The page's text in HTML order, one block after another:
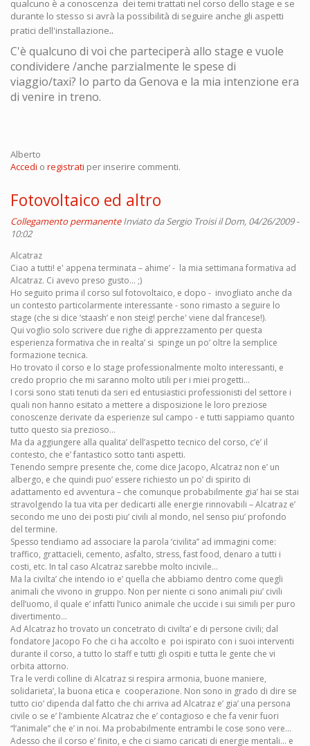
qualcuno è a conoscenza dei temi trattati nel corso dello stage e se
durante lo stesso si avrà la possibilità di seguire anche gli aspetti
pratici dell'installazione..
C'è qualcuno di voi che parteciperà allo stage e vuole
condividere /anche parzialmente le spese di
viaggio/taxi? Io parto da Genova e la mia intenzione era
di venire in treno.
Alberto
Accedi o registrati per inserire commenti.
Fotovoltaico ed altro
Collegamento permanente Inviato daSergio Troisiil Dom, 04/26/2009 -
10:02
Alcatraz
Ciao a tutti! e' appena terminata – ahime’ - la mia settimana formativa ad
Alcatraz. Ci avevo preso gusto... ;)
Ho seguito prima il corso sul fotovoltaico, e dopo - invogliato anche da
un contesto particolarmente interessante - sono rimasto a seguire lo
stage (che si dice ‘staash’ e non steig! perche' viene dal francese!).
Qui voglio solo scrivere due righe di apprezzamento per questa
esperienza formativa che in realta’ si spinge un po’ oltre la semplice
formazione tecnica.
Ho trovato il corso e lo stage professionalmente molto interessanti, e
credo proprio che mi saranno molto utili per i miei progetti...
I corsi sono stati tenuti da seri ed entusiastici professionisti del settore i
quali non hanno esitato a mettere a disposizione le loro preziose
conoscenze derivate da esperienze sul campo - e tutti sappiamo quanto
tutto questo sia prezioso...
Ma da aggiungere alla qualita’ dell’aspetto tecnico del corso, c’e’ il
contesto, che e’ fantastico sotto tanti aspetti.
Tenendo sempre presente che, come dice Jacopo, Alcatraz non e’ un
albergo, e che quindi puo’ essere richiesto un po’ di spirito di
adattamento ed avventura – che comunque probabilmente gia’ hai se stai
stravolgendo la tua vita per dedicarti alle energie rinnovabili – Alcatraz e’
secondo me uno dei posti piu’ civili al mondo, nel senso piu’ profondo
del termine.
Spesso tendiamo ad associare la parola ‘civilita’’ ad immagini come:
traffico, grattacieli, cemento, asfalto, stress, fast food, denaro a tutti i
costi, etc. In tal caso Alcatraz sarebbe molto incivile...
Ma la civilta’ che intendo io e’ quella che abbiamo dentro come quegli
animali che vivono in gruppo. Non per niente ci sono animali piu’ civili
dell’uomo, il quale e’ infatti l’unico animale che uccide i sui simili per puro
divertimento...
Ad Alcatraz ho trovato un concetrato di civilta’ e di persone civili; dal
fondatore Jacopo Fo che ci ha accolto e poi ispirato con i suoi interventi
durante il corso, a tutto lo staff e tutti gli ospiti e tutta le gente che vi
orbita attorno.
Tra le verdi colline di Alcatraz si respira armonia, buone maniere,
solidarieta’, la buona etica e cooperazione. Non sono in grado di dire se
tutto cio’ dipenda dal fatto che chi arriva ad Alcatraz e’ gia’ una persona
civile o se e’ l’ambiente Alcatraz che e’ contagioso e che fa venir fuori
“l’animale” che e’ in noi. Ma probabilmente entrambi le cose sono vere...
Adesso che il corso e’ finito, e che ci siamo caricati di energie mentali... e